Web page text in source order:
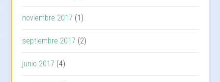
noviembre 2017 (1)
septiembre 2017 (2)
junio 2017 (4)